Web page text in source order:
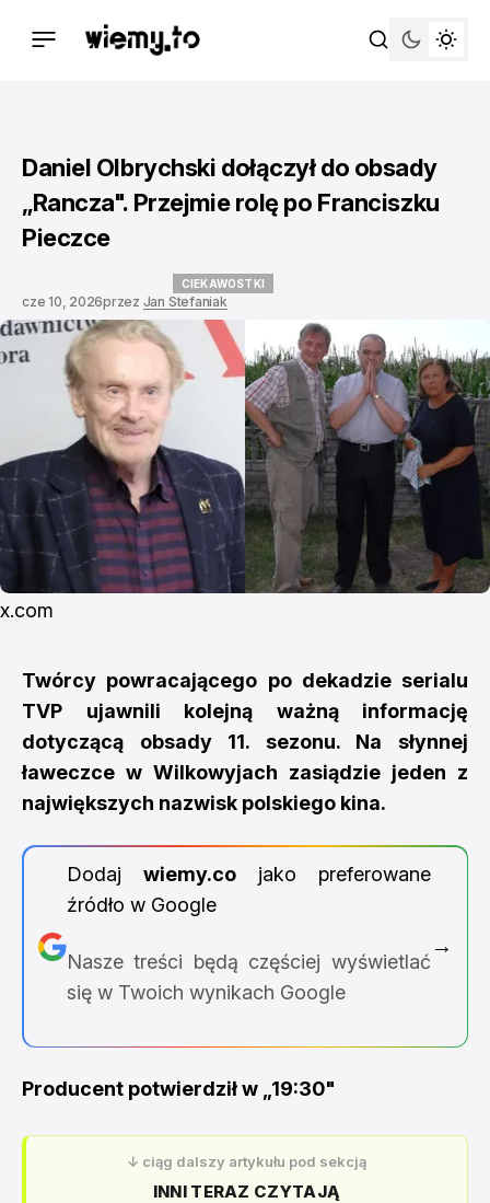
Daniel Olbrychski dołączył do obsady
„Rancza". Przejmie rolę po Franciszku
Pieczce
CIEKAWOSTKI
cze 10, 2026przez Jan Stefaniak
x.com
Twórcy powracającego po dekadzie serialu
TVP ujawnili kolejną ważną informację
dotyczącą obsady 11. sezonu. Na słynnej
ławeczce w Wilkowyjach zasiądzie jeden z
największych nazwisk polskiego kina.
Dodaj wiemy.cojako preferowane
źródło w Google
Nasze treści będą częściej wyświetlać
się w Twoich wynikach Google
→
Producent potwierdził w „19:30"
↓ ciąg dalszy artykułu pod sekcją
INNI TERAZ CZYTAJĄ